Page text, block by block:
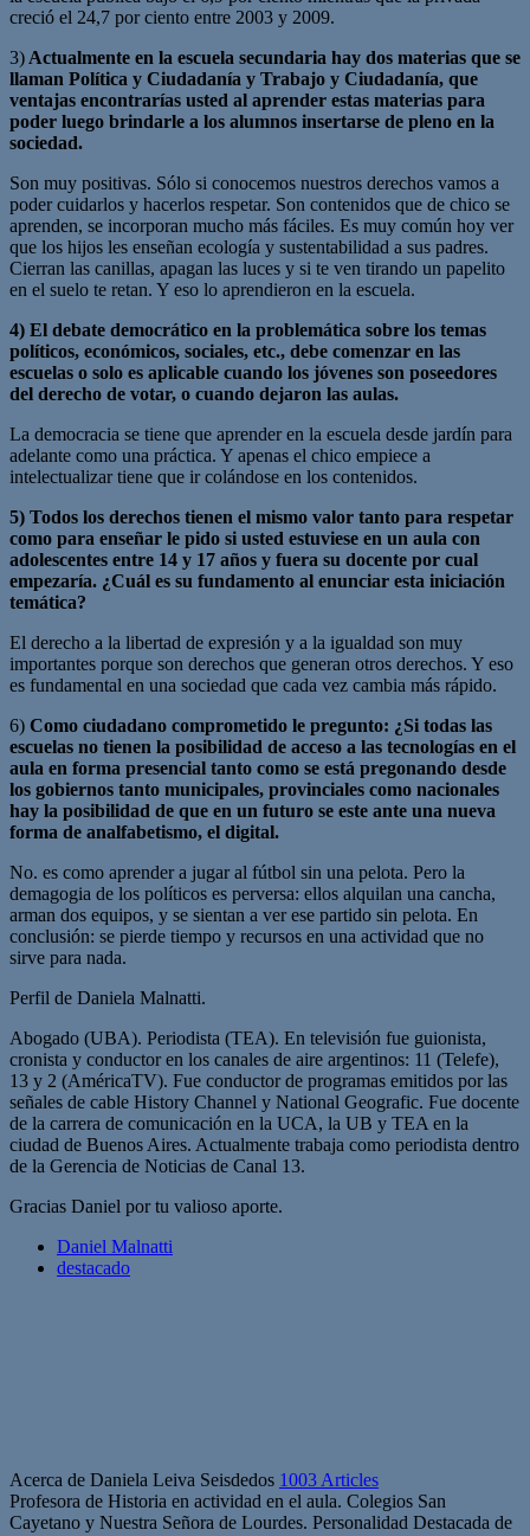
creció el 24,7 por ciento entre 2003 y 2009.
3) Actualmente en la escuela secundaria hay dos materias que se
llaman Política y Ciudadanía y Trabajo y Ciudadanía, que
ventajas encontrarías usted al aprender estas materias para
poder luego brindarle a los alumnos insertarse de pleno en la
sociedad.
Son muy positivas. Sólo si conocemos nuestros derechos vamos a
poder cuidarlos y hacerlos respetar. Son contenidos que de chico se
aprenden, se incorporan mucho más fáciles. Es muy común hoy ver
que los hijos les enseñan ecología y sustentabilidad a sus padres.
Cierran las canillas, apagan las luces y si te ven tirando un papelito
en el suelo te retan. Y eso lo aprendieron en la escuela.
4) El debate democrático en la problemática sobre los temas
políticos, económicos, sociales, etc., debe comenzar en las
escuelas o solo es aplicable cuando los jóvenes son poseedores
del derecho de votar, o cuando dejaron las aulas.
La democracia se tiene que aprender en la escuela desde jardín para
adelante como una práctica. Y apenas el chico empiece a
intelectualizar tiene que ir colándose en los contenidos.
5) Todos los derechos tienen el mismo valor tanto para respetar
como para enseñar le pido si usted estuviese en un aula con
adolescentes entre 14 y 17 años y fuera su docente por cual
empezaría. ¿Cuál es su fundamento al enunciar esta iniciación
temática?
El derecho a la libertad de expresión y a la igualdad son muy
importantes porque son derechos que generan otros derechos. Y eso
es fundamental en una sociedad que cada vez cambia más rápido.
6) Como ciudadano comprometido le pregunto: ¿Si todas las
escuelas no tienen la posibilidad de acceso a las tecnologías en el
aula en forma presencial tanto como se está pregonando desde
los gobiernos tanto municipales, provinciales como nacionales
hay la posibilidad de que en un futuro se este ante una nueva
forma de analfabetismo, el digital.
No. es como aprender a jugar al fútbol sin una pelota. Pero la
demagogia de los políticos es perversa: ellos alquilan una cancha,
arman dos equipos, y se sientan a ver ese partido sin pelota. En
conclusión: se pierde tiempo y recursos en una actividad que no
sirve para nada.
Perfil de Daniela Malnatti.
Abogado (UBA). Periodista (TEA). En televisión fue guionista,
cronista y conductor en los canales de aire argentinos: 11 (Telefe),
13 y 2 (AméricaTV). Fue conductor de programas emitidos por las
señales de cable History Channel y National Geografic. Fue docente
de la carrera de comunicación en la UCA, la UB y TEA en la
ciudad de Buenos Aires. Actualmente trabaja como periodista dentro
de la Gerencia de Noticias de Canal 13.
Gracias Daniel por tu valioso aporte.
Daniel Malnatti
destacado
Acerca de Daniela Leiva Seisdedos 1003 Articles
Profesora de Historia en actividad en el aula. Colegios San
Cayetano y Nuestra Señora de Lourdes. Personalidad Destacada de